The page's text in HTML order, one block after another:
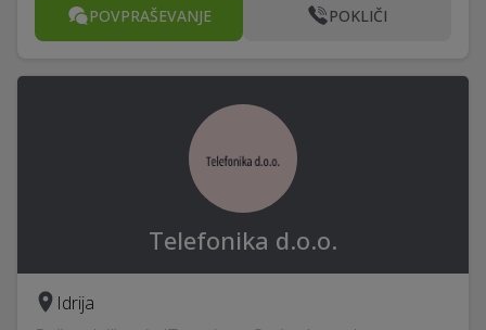
POVPRAŠEVANJE POKLIČI
Telefonika d.o.o.
Idrija